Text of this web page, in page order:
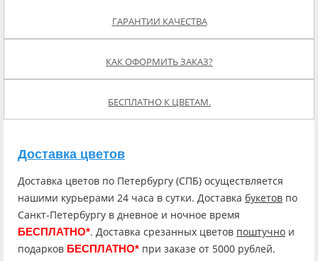
ГАРАНТИИ КАЧЕСТВА
КАК ОФОРМИТЬ ЗАКАЗ?
БЕСПЛАТНО К ЦВЕТАМ.
Доставка цветов
Доставка цветов по Петербургу (СПБ) осуществляется
нашими курьерами 24 часа в сутки. Доставка букетов по
Санкт-Петербургу в дневное и ночное время
БЕСПЛАТНО*. Доставка срезанных цветов поштучно и
подарков БЕСПЛАТНО* при заказе от 5000 рублей.